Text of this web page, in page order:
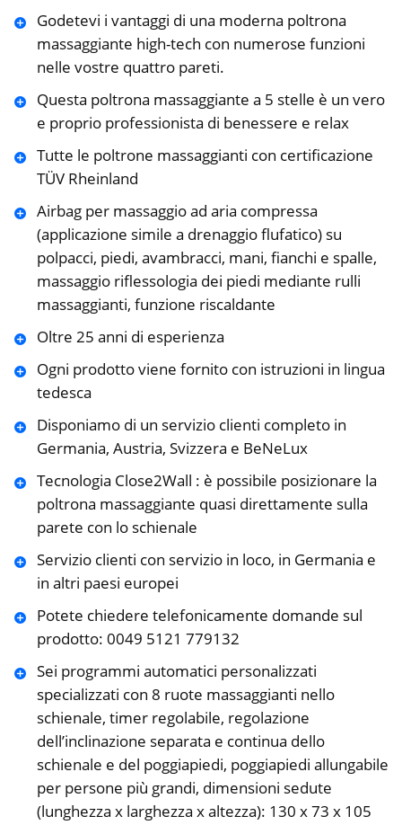
Godetevi i vantaggi di una moderna poltrona
massaggiante high-tech con numerose funzioni
nelle vostre quattro pareti.
Questa poltrona massaggiante a 5 stelle è un vero
e proprio professionista di benessere e relax
Tutte le poltrone massaggianti con certificazione
TÜV Rheinland
Airbag per massaggio ad aria compressa
(applicazione simile a drenaggio flufatico) su
polpacci, piedi, avambracci, mani, fianchi e spalle,
massaggio riflessologia dei piedi mediante rulli
massaggianti, funzione riscaldante
Oltre 25 anni di esperienza
Ogni prodotto viene fornito con istruzioni in lingua
tedesca
Disponiamo di un servizio clienti completo in
Germania, Austria, Svizzera e BeNeLux
Tecnologia Close2Wall : è possibile posizionare la
poltrona massaggiante quasi direttamente sulla
parete con lo schienale
Servizio clienti con servizio in loco, in Germania e
in altri paesi europei
Potete chiedere telefonicamente domande sul
prodotto: 0049 5121 779132
Sei programmi automatici personalizzati
specializzati con 8 ruote massaggianti nello
schienale, timer regolabile, regolazione
dell’inclinazione separata e continua dello
schienale e del poggiapiedi, poggiapiedi allungabile
per persone più grandi, dimensioni sedute
(lunghezza x larghezza x altezza): 130 x 73 x 105